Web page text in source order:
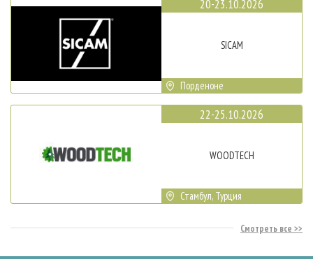
20-23.10.2026
SICAM
Порденоне
22-25.10.2026
WOODTECH
Стамбул, Турция
Смотреть все